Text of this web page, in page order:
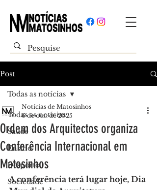
Post
Todas as notícias
Saúde
Ensino
Desporto
Sociedade
Todas as notícias
Ordem dos Arquitectos organiza
Conferência Internacional em
Matosinhos
Notícias de Matosinhos
6 de out. de 2025
A conferência terá lugar hoje, Dia